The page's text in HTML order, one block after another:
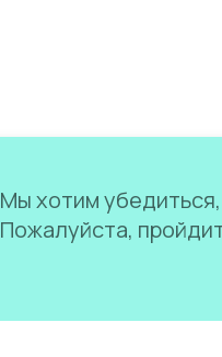
Мы хотим
Пожалуйста,